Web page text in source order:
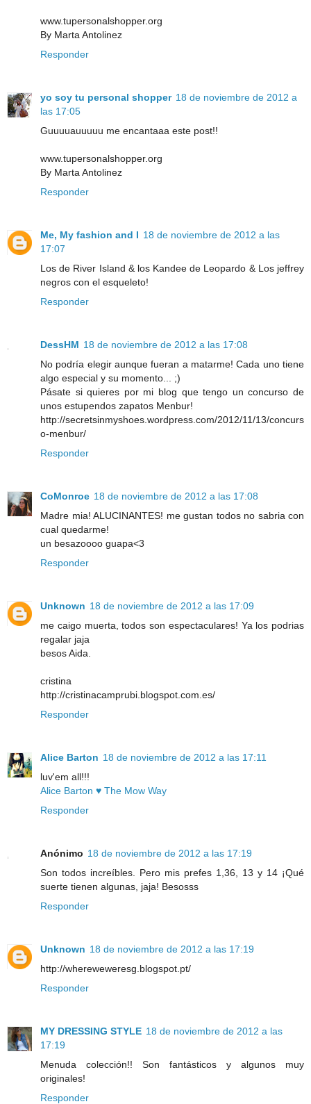
www.tupersonalshopper.org
By Marta Antolinez
Responder
yo soy tu personal shopper 18 de noviembre de 2012 a
las 17:05
Guuuuauuuuu me encantaaa este post!!
www.tupersonalshopper.org
By Marta Antolinez
Responder
Me, My fashion and I 18 de noviembre de 2012 a las
17:07
Los de River Island & los Kandee de Leopardo & Los jeffrey
negros con el esqueleto!
Responder
DessHM 18 de noviembre de 2012 a las 17:08
No podría elegir aunque fueran a matarme! Cada uno tiene
algo especial y su momento... ;)
Pásate si quieres por mi blog que tengo un concurso de
unos estupendos zapatos Menbur!
http://secretsinmyshoes.wordpress.com/2012/11/13/concurs
o-menbur/
Responder
CoMonroe 18 de noviembre de 2012 a las 17:08
Madre mia! ALUCINANTES! me gustan todos no sabria con
cual quedarme!
un besazoooo guapa<3
Responder
Unknown 18 de noviembre de 2012 a las 17:09
me caigo muerta, todos son espectaculares! Ya los podrias
regalar jaja
besos Aida.
cristina
http://cristinacamprubi.blogspot.com.es/
Responder
Alice Barton 18 de noviembre de 2012 a las 17:11
luv'em all!!!
Alice Barton ♥ The Mow Way
Responder
Anónimo 18 de noviembre de 2012 a las 17:19
Son todos increíbles. Pero mis prefes 1,36, 13 y 14 ¡Qué
suerte tienen algunas, jaja! Besosss
Responder
Unknown 18 de noviembre de 2012 a las 17:19
http://whereweweresg.blogspot.pt/
Responder
MY DRESSING STYLE 18 de noviembre de 2012 a las
17:19
Menuda colección!! Son fantásticos y algunos muy
originales!
Responder